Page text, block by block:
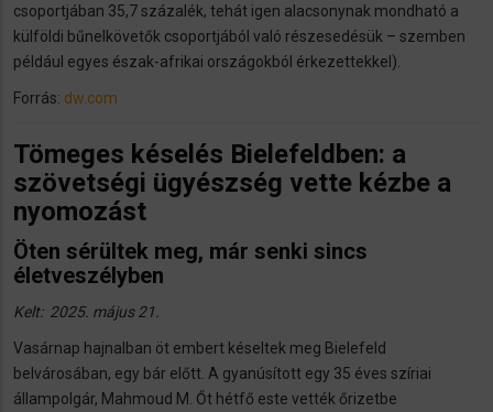
csoportjában 35,7 százalék, tehát igen alacsonynak mondható a
külföldi bűnelkövetők csoportjából való részesedésük – szemben
például egyes észak-afrikai országokból érkezettekkel).
Forrás: dw.com
Tömeges késelés Bielefeldben: a
szövetségi ügyészség vette kézbe a
nyomozást
Öten sérültek meg, már senki sincs
életveszélyben
Kelt: 2025. május 21.
Vasárnap hajnalban öt embert késeltek meg Bielefeld
belvárosában, egy bár előtt. A gyanúsított egy 35 éves szíriai
állampolgár, Mahmoud M. Őt hétfő este vették őrizetbe